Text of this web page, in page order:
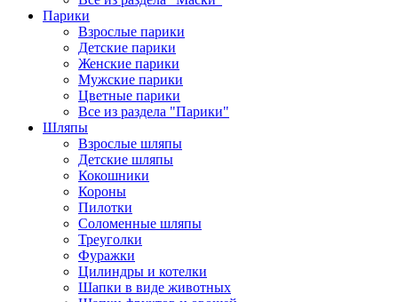
Парики
Взрослые парики
Детские парики
Женские парики
Мужские парики
Цветные парики
Все из раздела "Парики"
Шляпы
Взрослые шляпы
Детские шляпы
Кокошники
Короны
Пилотки
Соломенные шляпы
Треуголки
Фуражки
Цилиндры и котелки
Шапки в виде животных